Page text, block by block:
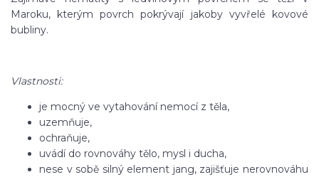
Maroku, kterým povrch pokrývají jakoby vyvřelé kovové
bubliny.
Vlastnosti:
je mocný ve vytahování nemocí z těla,
uzemňuje,
ochraňuje,
uvádí do rovnováhy tělo, mysl i ducha,
nese v sobě silný element jang, zajišťuje nerovnováhu